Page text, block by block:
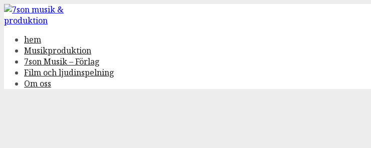
Gå
till
hem
Musikproduktion
7son Musik – Förlag
Film och ljudinspelning
Om oss